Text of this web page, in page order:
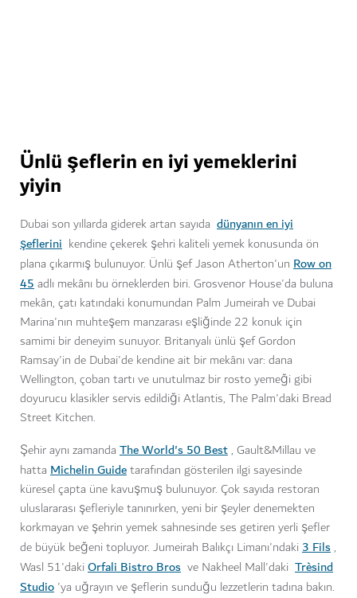
Ünlü şeflerin en iyi yemeklerini
yiyin
Dubai son yıllarda giderek artan sayıda dünyanın en iyi
şeflerini kendine çekerek şehri kaliteli yemek konusunda ön
plana çıkarmış bulunuyor. Ünlü şef Jason Atherton'un Row on
45adlı mekânı bu örneklerden biri. Grosvenor House'da buluna
mekân, çatı katındaki konumundan Palm Jumeirah ve Dubai
Marina'nın muhteşem manzarası eşliğinde 22 konuk için
samimi bir deneyim sunuyor. Britanyalı ünlü şef Gordon
Ramsay'in de Dubai'de kendine ait bir mekânı var: dana
Wellington, çoban tartı ve unutulmaz bir rosto yemeği gibi
doyurucu klasikler servis edildiği Atlantis, The Palm'daki Bread
Street Kitchen.
Şehir aynı zamanda The World's 50 Best, Gault&Millau ve
hatta Michelin Guidetarafından gösterilen ilgi sayesinde
küresel çapta üne kavuşmuş bulunuyor. Çok sayıda restoran
uluslararası şefleriyle tanınırken, yeni bir şeyler denemekten
korkmayan ve şehrin yemek sahnesinde ses getiren yerli şefler
de büyük beğeni topluyor. Jumeirah Balıkçı Limanı'ndaki 3 Fils,
Wasl 51'daki Orfali Bistro Bros ve Nakheel Mall'daki Trèsind
Studio 'ya uğrayın ve şeflerin sunduğu lezzetlerin tadına bakın.